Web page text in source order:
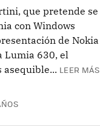
que pretende se
con Windows
de Nokia
Lumia 630, el
asequible... LEER MÁS